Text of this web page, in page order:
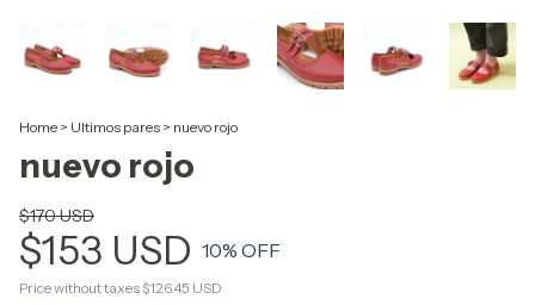
Home > Ultimos pares > nuevo rojo
nuevo rojo
$170 USD
$153 USD 10% OFF
Price without taxes $126.45 USD